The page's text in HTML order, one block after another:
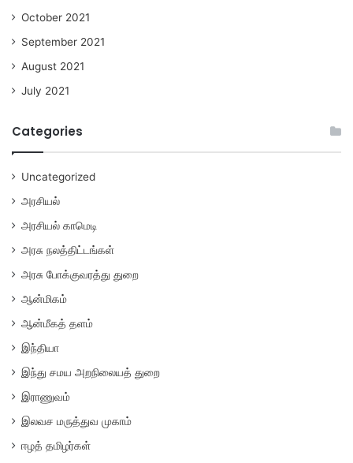
October 2021
September 2021
August 2021
July 2021
Categories
Uncategorized
அரசியல்
அரசியல் காமெடி
அரசு நலத்திட்டங்கள்
அரசு போக்குவரத்து துறை
ஆன்மிகம்
ஆன்மீகத் தளம்
இந்தியா
இந்து சமய அறநிலையத் துறை
இராணுவம்
இலவச மருத்துவ முகாம்
ஈழத் தமிழர்கள்